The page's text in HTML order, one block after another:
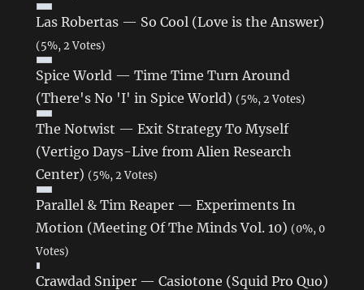
Las Robertas — So Cool (Love is the Answer)
(5%, 2 Votes)
Spice World — Time Time Turn Around
(There's No 'I' in Spice World) (5%, 2 Votes)
The Notwist — Exit Strategy To Myself
(Vertigo Days-Live from Alien Research
Center) (5%, 2 Votes)
Parallel & Tim Reaper — Experiments In
Motion (Meeting Of The Minds Vol. 10) (0%, 0
Votes)
Crawdad Sniper — Casiotone (Squid Pro Quo)